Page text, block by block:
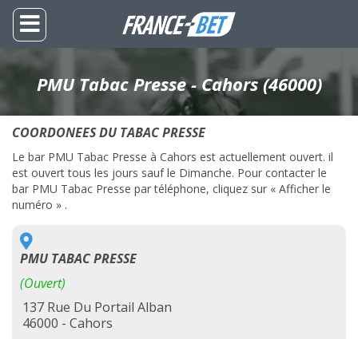
PMU Tabac Presse - Cahors (46000)
COORDONEES DU TABAC PRESSE
Le bar PMU Tabac Presse à Cahors est actuellement ouvert. il
est ouvert tous les jours sauf le Dimanche. Pour contacter le
bar PMU Tabac Presse par téléphone, cliquez sur « Afficher le
numéro » .
PMU TABAC PRESSE
(Ouvert)
137 Rue Du Portail Alban
46000 - Cahors